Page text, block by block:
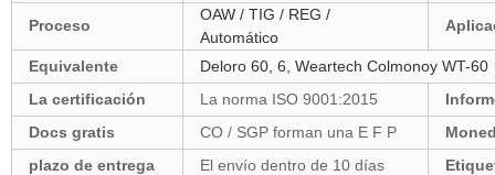
Proceso
OAW / TIG / REG /
Automático
Equivalente
Deloro 60, 6, Weartech Colmonoy WT-60
La certificación
La norma ISO 9001:2015
Docs gratis
CO / SGP forman una E F P
plazo de entrega
El envío dentro de 10 días